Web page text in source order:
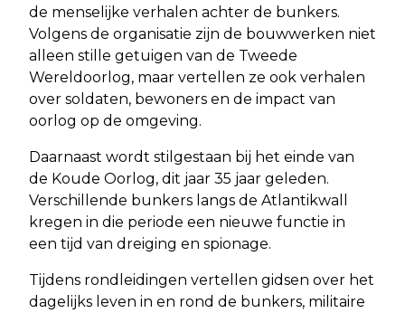
de menselijke verhalen achter de bunkers.
Volgens de organisatie zijn de bouwwerken niet
alleen stille getuigen van de Tweede
Wereldoorlog, maar vertellen ze ook verhalen
over soldaten, bewoners en de impact van
oorlog op de omgeving.
Daarnaast wordt stilgestaan bij het einde van
de Koude Oorlog, dit jaar 35 jaar geleden.
Verschillende bunkers langs de Atlantikwall
kregen in die periode een nieuwe functie in
een tijd van dreiging en spionage.
Tijdens rondleidingen vertellen gidsen over het
dagelijks leven in en rond de bunkers, militaire